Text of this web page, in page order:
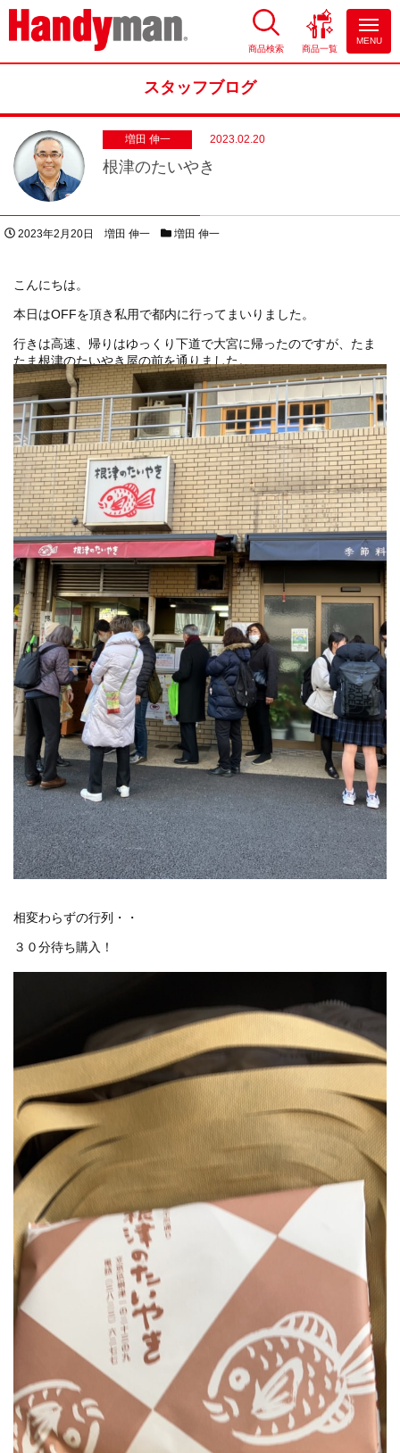
お風呂やキッチンのリフォーム
商品検索 商品一覧
MENU
スタッフブログ
増田 伸一 2023.02.20
根津のたいやき
投稿日
2023年2月20日 著者
増田 伸一 スタッフブログカテゴリー
増田 伸一
こんにちは。
本日はOFFを頂き私用で都内に行ってまいりました。
行きは高速、帰りはゆっくり下道で大宮に帰ったのですが、たま
たま根津のたいやき屋の前を通りました。
相変わらずの行列・・
３０分待ち購入！